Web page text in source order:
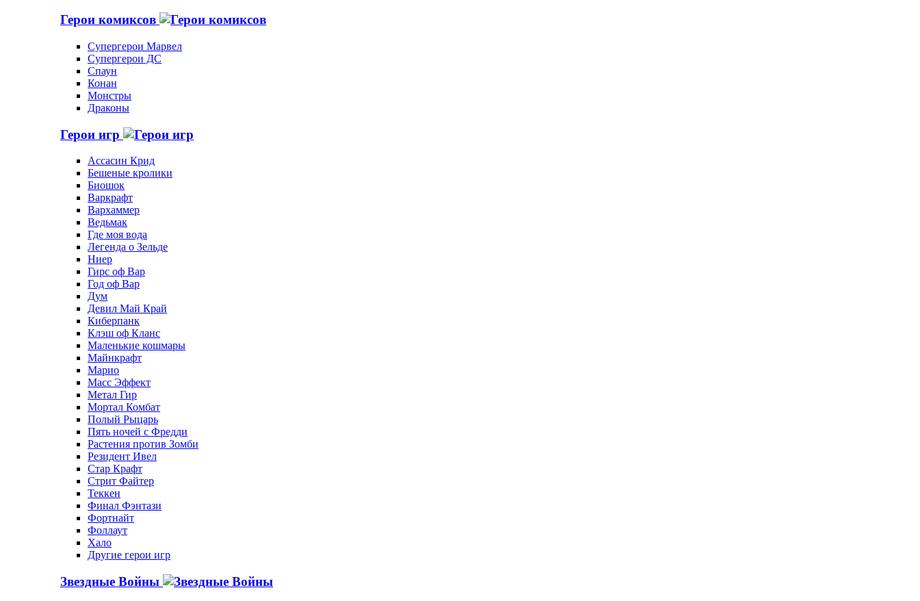
Герои комиксов
Супергерои Марвел
Супергерои ДС
Спаун
Конан
Монстры
Драконы
Герои игр
Ассасин Крид
Бешеные кролики
Биошок
Варкрафт
Вархаммер
Ведьмак
Где моя вода
Легенда о Зельде
Ниер
Гирс оф Вар
Год оф Вар
Дум
Девил Май Край
Киберпанк
Клэш оф Кланс
Маленькие кошмары
Майнкрафт
Марио
Масс Эффект
Метал Гир
Мортал Комбат
Полый Рыцарь
Пять ночей с Фредди
Растения против Зомби
Резидент Ивел
Стар Крафт
Стрит Файтер
Теккен
Финал Фэнтази
Фортнайт
Фоллаут
Хало
Другие герои игр
Звездные Войны